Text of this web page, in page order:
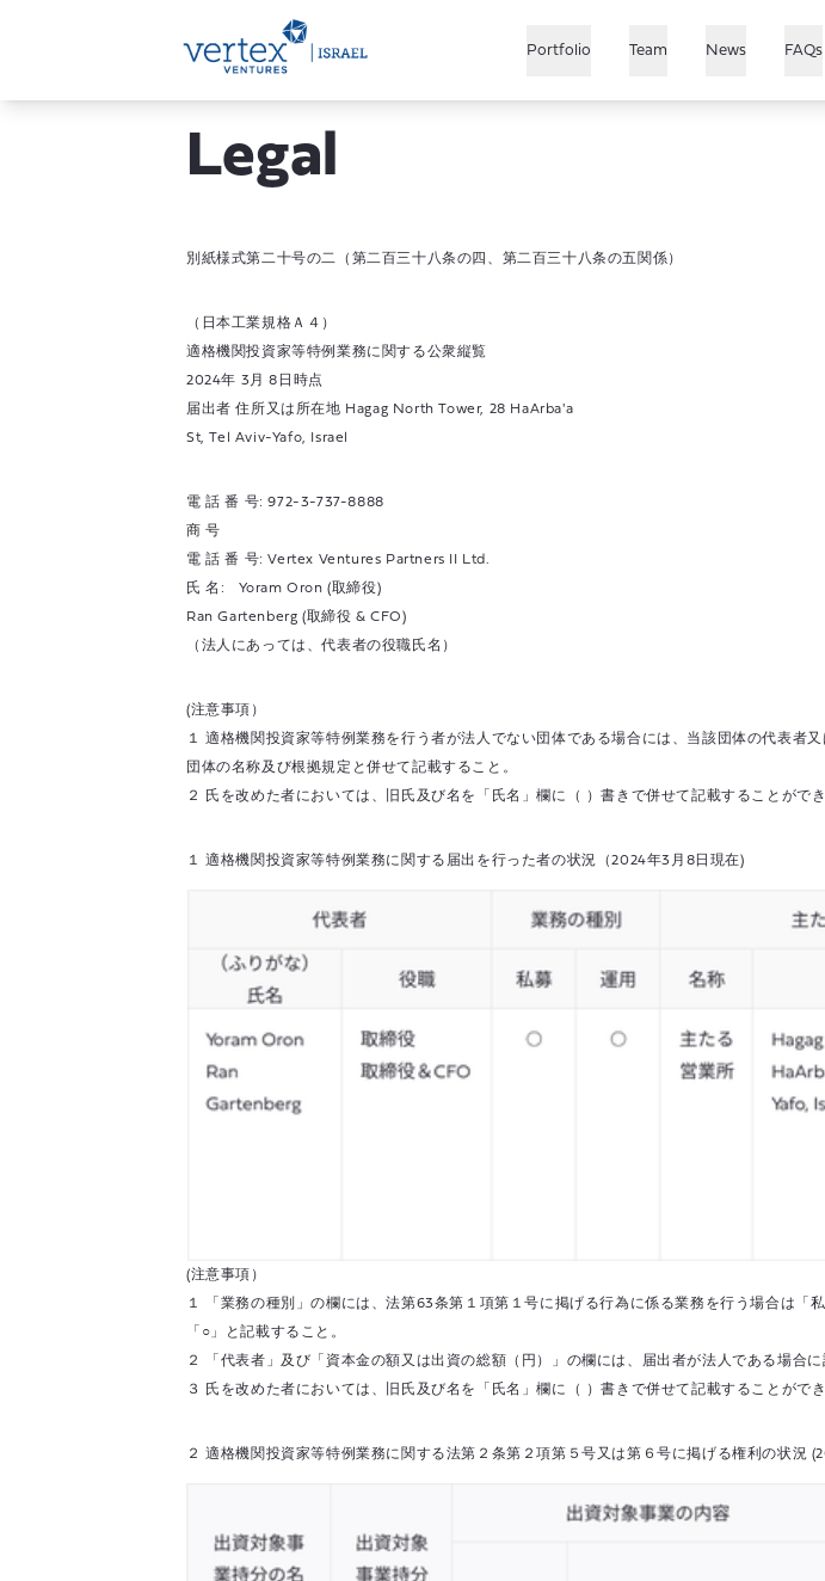
Portfolio Team News FAQs
Legal
別紙様式第二十号の二（第二百三十八条の四、第二百三十八条の五関係）
（日本工業規格Ａ４）
適格機関投資家等特例業務に関する公衆縦覧
2024年 3月 8日時点
届出者 住所又は所在地 Hagag North Tower, 28 HaArba'a
St, Tel Aviv-Yafo, Israel
電 話 番 号: 972-3-737-8888
商 号
電 話 番 号: Vertex Ventures Partners II Ltd.
氏 名: Yoram Oron (取締役)
Ran Gartenberg (取締役 & CFO)
（法人にあっては、代表者の役職氏名）
(注意事項）
１ 適格機関投資家等特例業務を行う者が法人でない団体である場合には、当該団体の代表
団体の名称及び根拠規定と併せて記載すること。
２ 氏を改めた者においては、旧氏及び名を「氏名」欄に（ ）書きで併せて記載することができ
１ 適格機関投資家等特例業務に関する届出を行った者の状況（2024年3月8日現在)
(注意事項）
１ 「業務の種別」の欄には、法第63条第１項第１号に掲げる行為に係る業務を行う場合は
「○」と記載すること。
２ 「代表者」及び「資本金の額又は出資の総額（円）」の欄には、届出者が法人である場合
３ 氏を改めた者においては、旧氏及び名を「氏名」欄に（ ）書きで併せて記載することができ
２ 適格機関投資家等特例業務に関する法第２条第２項第５号又は第６号に掲げる権利の状況